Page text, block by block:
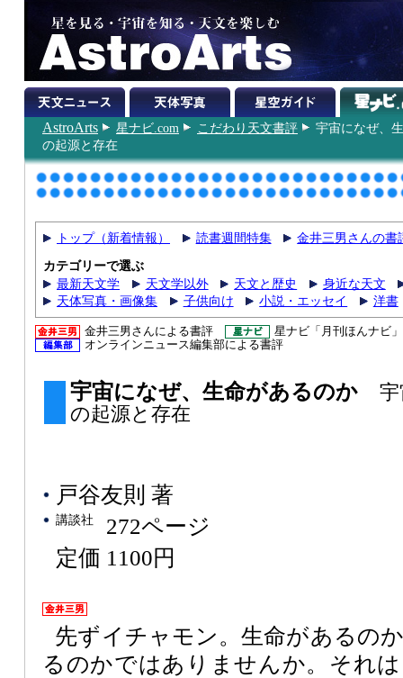
AstroArts 星ナビ.com こだわり天文書評
宇宙になぜ、
の起源と存在
トップ（新着情報） 読書週間特集 金井三男さんの書
カテゴリーで選ぶ
最新天文学
天文学以外 天文と歴史
身近な天文
天体写真・画像集
子供向け 小説・エッセイ 洋書
金井三男さんによる書評
星ナビ「月刊ほんナビ
オンラインニュース編集部による書評
宇宙になぜ、生命があるのか
の起源と存在
戸谷友則 著
講談社
272ページ
定価 1100円
先ずイチャモン。生命があるの
るのかではありませんか。それ